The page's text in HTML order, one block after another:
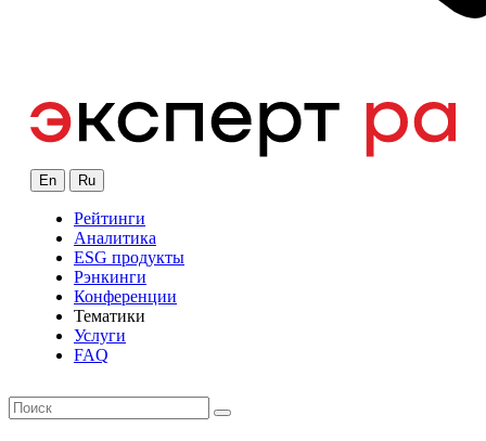
En Ru
Рейтинги
Аналитика
ESG продукты
Рэнкинги
Конференции
Тематики
Услуги
FAQ